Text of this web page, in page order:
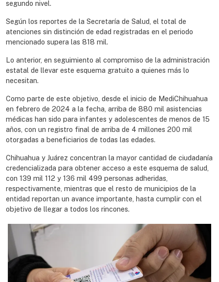
segundo nivel.
Según los reportes de la Secretaría de Salud, el total de
atenciones sin distinción de edad registradas en el periodo
mencionado supera las 818 mil.
Lo anterior, en seguimiento al compromiso de la administración
estatal de llevar este esquema gratuito a quienes más lo
necesitan.
Como parte de este objetivo, desde el inicio de MediChihuahua
en febrero de 2024 a la fecha, arriba de 880 mil asistencias
médicas han sido para infantes y adolescentes de menos de 15
años, con un registro final de arriba de 4 millones 200 mil
otorgadas a beneficiarios de todas las edades.
Chihuahua y Juárez concentran la mayor cantidad de ciudadanía
credencializada para obtener acceso a este esquema de salud,
con 139 mil 112 y 136 mil 499 personas adheridas,
respectivamente, mientras que el resto de municipios de la
entidad reportan un avance importante, hasta cumplir con el
objetivo de llegar a todos los rincones.